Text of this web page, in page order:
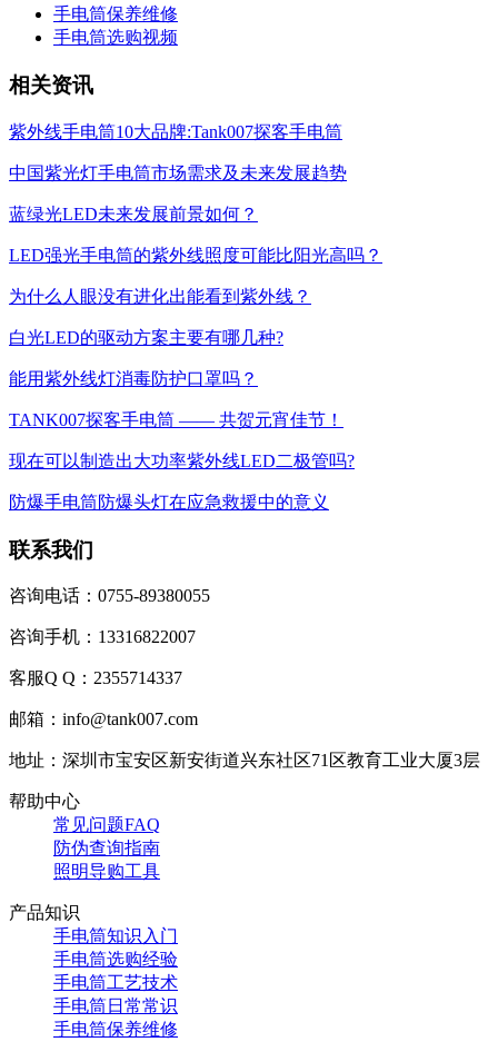
手电筒保养维修
手电筒选购视频
相关资讯
紫外线手电筒10大品牌:Tank007探客手电筒
中国紫光灯手电筒市场需求及未来发展趋势
蓝绿光LED未来发展前景如何？
LED强光手电筒的紫外线照度可能比阳光高吗？
为什么人眼没有进化出能看到紫外线？
白光LED的驱动方案主要有哪几种?
能用紫外线灯消毒防护口罩吗？
TANK007探客手电筒 —— 共贺元宵佳节！
现在可以制造出大功率紫外线LED二极管吗?
防爆手电筒防爆头灯在应急救援中的意义
联系我们
咨询电话：0755-89380055
咨询手机：13316822007
客服Q Q：2355714337
邮箱：info@tank007.com
地址：深圳市宝安区新安街道兴东社区71区教育工业大厦3层
帮助中心
常见问题FAQ
防伪查询指南
照明导购工具
产品知识
手电筒知识入门
手电筒选购经验
手电筒工艺技术
手电筒日常常识
手电筒保养维修